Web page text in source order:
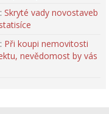
: Skryté vady novostaveb
: Při koupi nemovitosti
nevědomost by vás